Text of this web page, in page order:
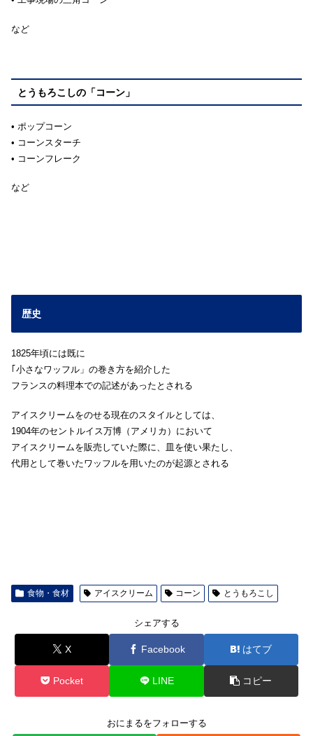
など
とうもろこしの「コーン」
• ポップコーン
• コーンスターチ
• コーンフレーク
など
歴史
1825年頃には既に
｢小さなワッフル」の巻き方を紹介した
フランスの料理本での記述があったとされる
アイスクリームをのせる現在のスタイルとしては、
1904年のセントルイス万博（アメリカ）において
アイスクリームを販売していた際に、皿を使い果たし、
代用として巻いたワッフルを用いたのが起源とされる
食物・食材 アイスクリーム コーン とうもろこし
シェアする
X Facebook はてブ
Pocket LINE コピー
おにまるをフォローする